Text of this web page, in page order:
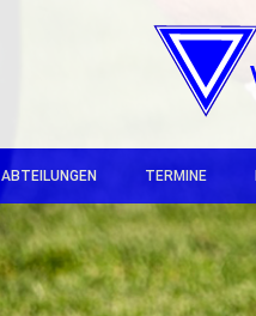
ABTEILUNGEN TERMINE